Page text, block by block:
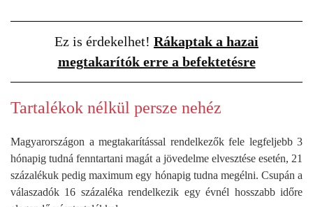
Ez is érdekelhet! Rákaptak a hazai
megtakarítók erre a befektetésre
Tartalékok nélkül persze nehéz
Magyarországon a megtakarítással rendelkezők fele legfeljebb 3
hónapig tudná fenntartani magát a jövedelme elvesztése esetén, 21
százalékuk pedig maximum egy hónapig tudna megélni. Csupán a
válaszadók 16 százaléka rendelkezik egy évnél hosszabb időre